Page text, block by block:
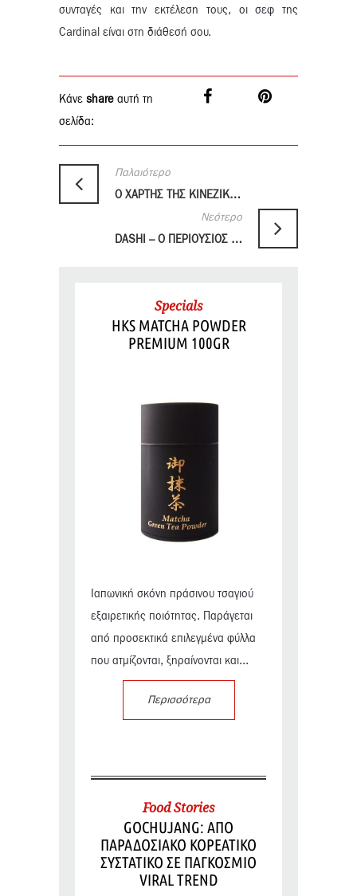
συνταγές και την εκτέλεση τους, οι σεφ της
Cardinal είναι στη διάθεσή σου.
Κάνε share αυτή τη
σελίδα:
Παλαιότερο
Ο ΧΑΡΤΗΣ ΤΗΣ ΚΙΝΕΖΙΚΗΣ ΚΟΥΖΙΝΑΣ
Νεότερο
DASHI – Ο ΠΕΡΙΟΥΣΙΟΣ ΙΑΠΩΝΙΚΟΣ ΖΩΜΟΣ
Specials
HKS MATCHA POWDER
PREMIUM 100GR
Ιαπωνική σκόνη πράσινου τσαγιού
εξαιρετικής ποιότητας. Παράγεται
από προσεκτικά επιλεγμένα φύλλα
που ατμίζονται, ξηραίνονται και...
Περισσότερα
Food Stories
GOCHUJANG: ΑΠΟ
ΠΑΡΑΔΟΣΙΑΚΟ ΚΟΡΕΑΤΙΚΟ
ΣΥΣΤΑΤΙΚΟ ΣΕ ΠΑΓΚΟΣΜΙΟ
VIRAL TREND